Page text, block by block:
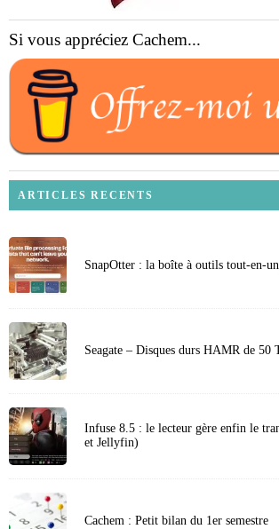
Si vous appréciez Cachem...
ARTICLES RECENTS
SnapOtter : la boîte à outils tout-en-
Seagate – Disques durs HAMR de 50
Infuse 8.5 : le lecteur gère enfin le
et Jellyfin)
Cachem : Petit bilan du 1er semestre